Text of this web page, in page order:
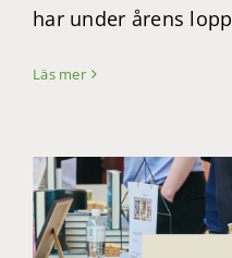
har under årens lopp
Läs mer